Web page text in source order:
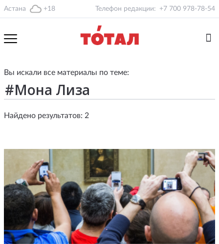
Астана +18 Телефон редакции: +7 700 978-78-54
Вы искали все материалы по теме:
Найдено результатов: 2